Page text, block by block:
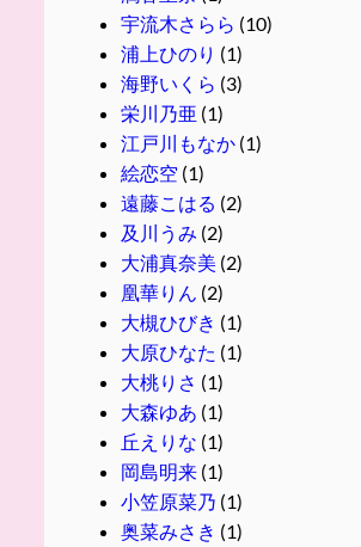
宇流木さらら (10)
浦上ひのり (1)
海野いくら (3)
栄川乃亜 (1)
江戸川もなか(1)
絵恋空 (1)
遠藤こはる (2)
及川うみ (2)
大浦真奈美 (2)
凰華りん (2)
大槻ひびき (1)
大原ひなた (1)
大桃りさ (1)
大森ゆあ (1)
丘えりな (1)
岡島明来(1)
小笠原菜乃 (1)
奥菜みさき (1)